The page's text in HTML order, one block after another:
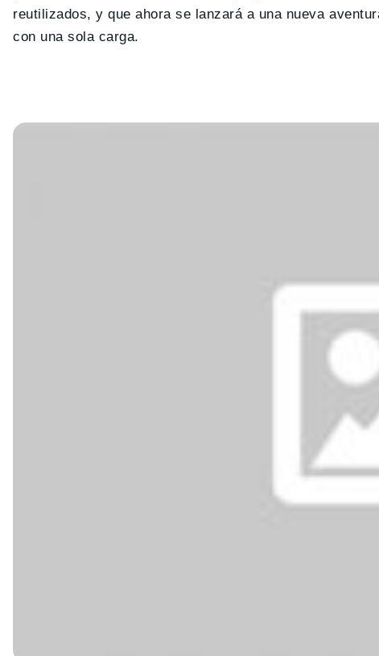
reutilizados, y que ahora se lanzará a una nueva
con una sola carga.